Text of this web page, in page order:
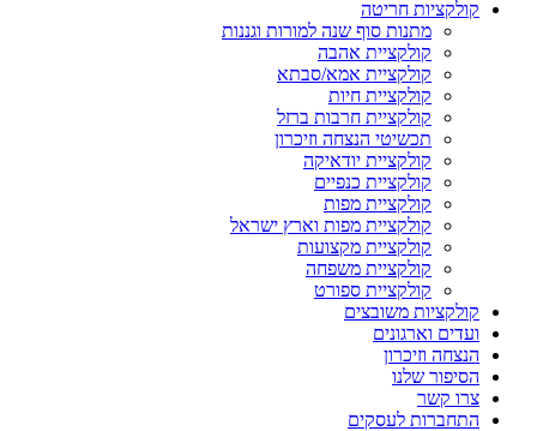
קולקציות חריטה
מתנות סוף שנה למורות וגננות
קולקציית אהבה
קולקציית אמא/סבתא
קולקציית חיות
קולקציית חרבות ברזל
תכשיטי הנצחה וזיכרון
קולקציית יודאיקה
קולקציית כנפיים
קולקציית מפות
קולקציית מפות וארץ ישראל
קולקציית מקצועות
קולקציית משפחה
קולקציית ספורט
קולקציות משובצים
ועדים וארגונים
הנצחה וזיכרון
הסיפור שלנו
צרו קשר
התחברות לעסקים